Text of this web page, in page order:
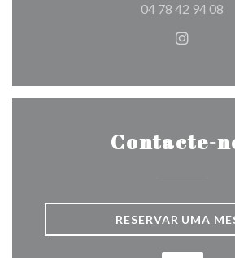
04 78 42 94 08
Contacte-
RESERVAR UMA